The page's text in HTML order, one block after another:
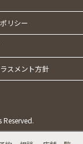
リシー
スメント方針